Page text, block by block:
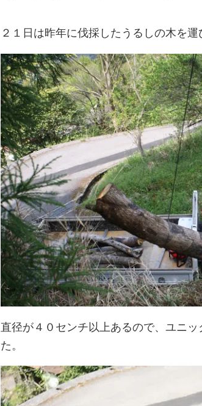
２１日は昨年に伐採したうるしの木を運
直径が４０センチ以上あるので、ユニ
た。